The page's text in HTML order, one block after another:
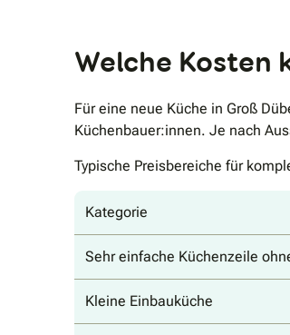
Welche Kosten
Für eine neue Küche in Groß
Küchenbauer:innen. Je nach
Typische Preisbereiche für
Kategorie
Sehr einfache Küchenzeile
Kleine Einbauküche